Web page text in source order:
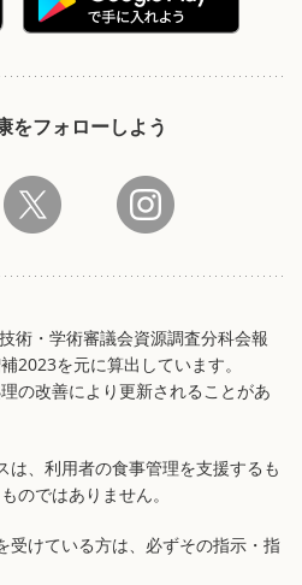
をフォローしよう
術・学術審議会資源調査分科会報
2023を元に算出しています。
の改善により更新されることがあ
は、利用者の食事管理を支援するも
のではありません。
受けている方は、必ずその指示・指